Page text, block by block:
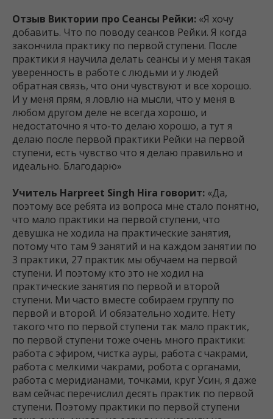
Отзыв Виктории про Сеансы Рейки: «Я хочу
добавить. Что по поводу сеансов Рейки. Я когда
закончила практику по первой ступени. После
практики я научила делать сеансы и у меня такая
уверенность в работе с людьми и у людей
обратная связь, что они чувствуют и все хорошо.
И у меня прям, я ловлю на мысли, что у меня в
любом другом деле не всегда хорошо, и
недостаточно я что-то делаю хорошо, а тут я
делаю после первой практики Рейки на первой
ступени, есть чувство что я делаю правильно и
идеально. Благодарю»
Учитель Harpreet Singh Hira говорит: «Да,
поэтому все ребята из вопроса мне стало понятно,
что мало практики на первой ступени, что
девушка не ходила на практические занятия,
потому что там 9 занятий и на каждом занятии по
3 практики, 27 практик мы обучаем на первой
ступени. И поэтому кто это не ходил на
практические занятия по первой и второй
ступени. Ми часто вместе собираем группу по
первой и второй. И обязательно ходите. Нету
такого что по первой ступени так мало практик,
по первой ступени тоже очень много практики:
работа с эфиром, чистка ауры, работа с чакрами,
работа с мелкими чакрами, робота с органами,
работа с меридианами, точками, круг Усин, я даже
вам сейчас перечислил десять практик по первой
ступени. Поэтому практики по первой ступени